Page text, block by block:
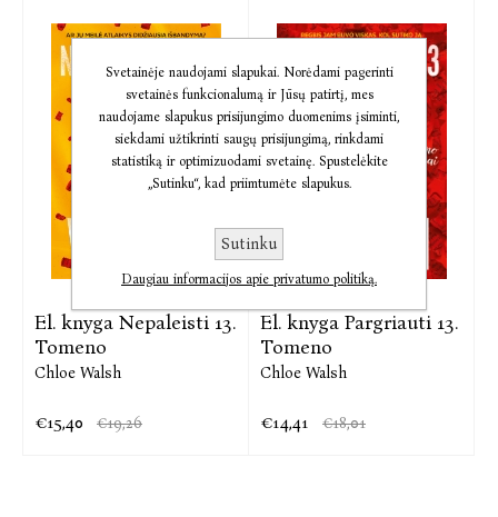
El. knyga Nepaleisti 13.
Tomeno
Chloe Walsh
€15,40 €19,26
El. knyga Pargriauti 13.
Tomeno
Chloe Walsh
€14,41 €18,01
Svetainėje naudojami slapukai. Norėdami pagerinti
svetainės funkcionalumą ir Jūsų patirtį, mes
naudojame slapukus prisijungimo duomenims įsiminti,
siekdami užtikrinti saugų prisijungimą, rinkdami
statistiką ir optimizuodami svetainę. Spustelėkite
„Sutinku“, kad priimtumėte slapukus.
Sutinku
Daugiau informacijos apie privatumo politiką.